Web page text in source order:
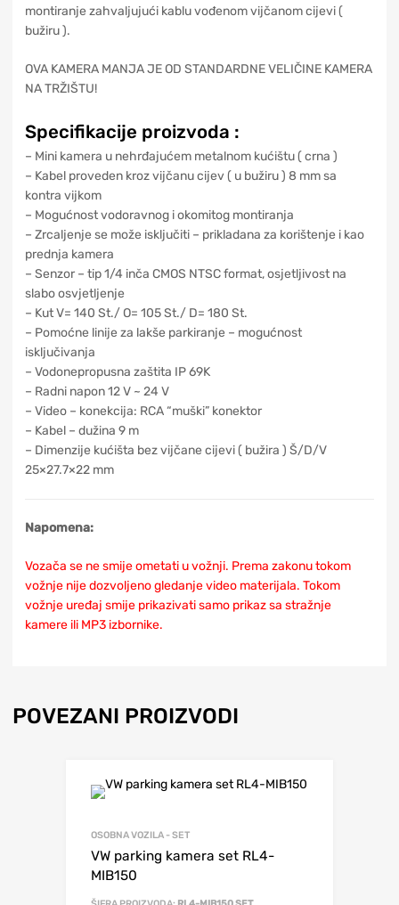
montiranje zahvaljujući kablu vođenom vijčanom cijevi (
bužiru ).
OVA KAMERA MANJA JE OD STANDARDNE VELIČINE KAMERA
NA TRŽIŠTU!
Specifikacije proizvoda :
– Mini kamera u nehrđajućem metalnom kućištu ( crna )
– Kabel proveden kroz vijčanu cijev ( u bužiru ) 8 mm sa
kontra vijkom
– Mogućnost vodoravnog i okomitog montiranja
– Zrcaljenje se može isključiti – prikladana za korištenje i kao
prednja kamera
– Senzor – tip 1/4 inča CMOS NTSC format, osjetljivost na
slabo osvjetljenje
– Kut V= 140 St./ O= 105 St./ D= 180 St.
– Pomoćne linije za lakše parkiranje – mogućnost
isključivanja
– Vodonepropusna zaštita IP 69K
– Radni napon 12 V ~ 24 V
– Video – konekcija: RCA “muški” konektor
– Kabel – dužina 9 m
– Dimenzije kućišta bez vijčane cijevi ( bužira ) Š/D/V
25×27.7×22 mm
Napomena:
Vozača se ne smije ometati u vožnji. Prema zakonu tokom
vožnje nije dozvoljeno gledanje video materijala. Tokom
vožnje uređaj smije prikazivati samo prikaz sa stražnje
kamere ili MP3 izbornike.
POVEZANI PROIZVODI
OSOBNA VOZILA - SET
VW parking kamera set RL4-
MIB150